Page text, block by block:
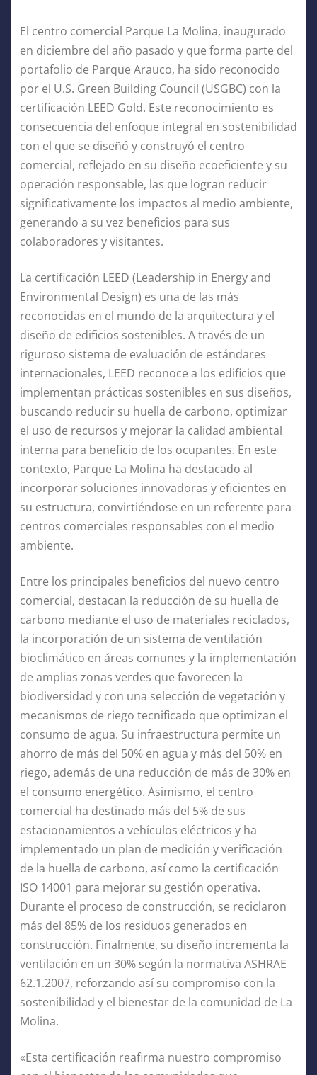
El centro comercial Parque La Molina, inaugurado
en diciembre del año pasado y que forma parte del
portafolio de Parque Arauco, ha sido reconocido
por el U.S. Green Building Council (USGBC) con la
certificación LEED Gold. Este reconocimiento es
consecuencia del enfoque integral en sostenibilidad
con el que se diseñó y construyó el centro
comercial, reflejado en su diseño ecoeficiente y su
operación responsable, las que logran reducir
significativamente los impactos al medio ambiente,
generando a su vez beneficios para sus
colaboradores y visitantes.
La certificación LEED (Leadership in Energy and
Environmental Design) es una de las más
reconocidas en el mundo de la arquitectura y el
diseño de edificios sostenibles. A través de un
riguroso sistema de evaluación de estándares
internacionales, LEED reconoce a los edificios que
implementan prácticas sostenibles en sus diseños,
buscando reducir su huella de carbono, optimizar
el uso de recursos y mejorar la calidad ambiental
interna para beneficio de los ocupantes. En este
contexto, Parque La Molina ha destacado al
incorporar soluciones innovadoras y eficientes en
su estructura, convirtiéndose en un referente para
centros comerciales responsables con el medio
ambiente.
Entre los principales beneficios del nuevo centro
comercial, destacan la reducción de su huella de
carbono mediante el uso de materiales reciclados,
la incorporación de un sistema de ventilación
bioclimático en áreas comunes y la implementación
de amplias zonas verdes que favorecen la
biodiversidad y con una selección de vegetación y
mecanismos de riego tecnificado que optimizan el
consumo de agua. Su infraestructura permite un
ahorro de más del 50% en agua y más del 50% en
riego, además de una reducción de más de 30% en
el consumo energético. Asimismo, el centro
comercial ha destinado más del 5% de sus
estacionamientos a vehículos eléctricos y ha
implementado un plan de medición y verificación
de la huella de carbono, así como la certificación
ISO 14001 para mejorar su gestión operativa.
Durante el proceso de construcción, se reciclaron
más del 85% de los residuos generados en
construcción. Finalmente, su diseño incrementa la
ventilación en un 30% según la normativa ASHRAE
62.1.2007, reforzando así su compromiso con la
sostenibilidad y el bienestar de la comunidad de La
Molina.
«Esta certificación reafirma nuestro compromiso